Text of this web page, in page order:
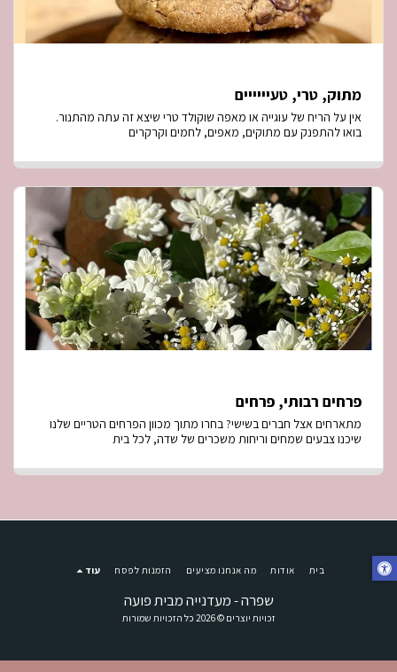
מתוק, טרי, טעיייייים
אין על הריח של עוגייה או מאפה שוקולד טרי שיצא זה עתה מהתנור.
בואו להתפנק עם מתוקים, מאפים, לחמים וקרקרים
פרחים רבותי, פרחים
מתארחים אצל חברים בשישי? בחרו מתוך מכוון הפרחים הטריים שלנו
שיכנו צבעים שמחים וריחות משכרים של שדה, לכל בית
שפרה - מעדנייה מבית פועה
זכויות יוצרים © 2026 כל הזכויות שמורות
בית אודות מה אנחנו מציעים הזמנות לפסח עוד